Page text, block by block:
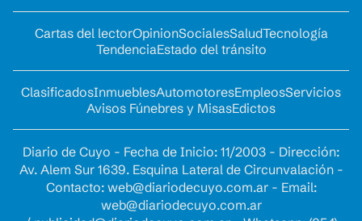
Cartas del lectorOpinionSocialesSaludTecnología
TendenciaEstado del tránsito
ClasificadosInmueblesAutomotoresEmpleosServicios
Avisos Fúnebres y MisasEdictos
Diario de Cuyo - Fecha de Inicio: 11/2003 - Dirección:
Av. Alem Sur 1639. Esquina Lateral de Circunvalación -
Contacto: web@diariodecuyo.com.ar- Email:
web@diariodecuyo.com.ar